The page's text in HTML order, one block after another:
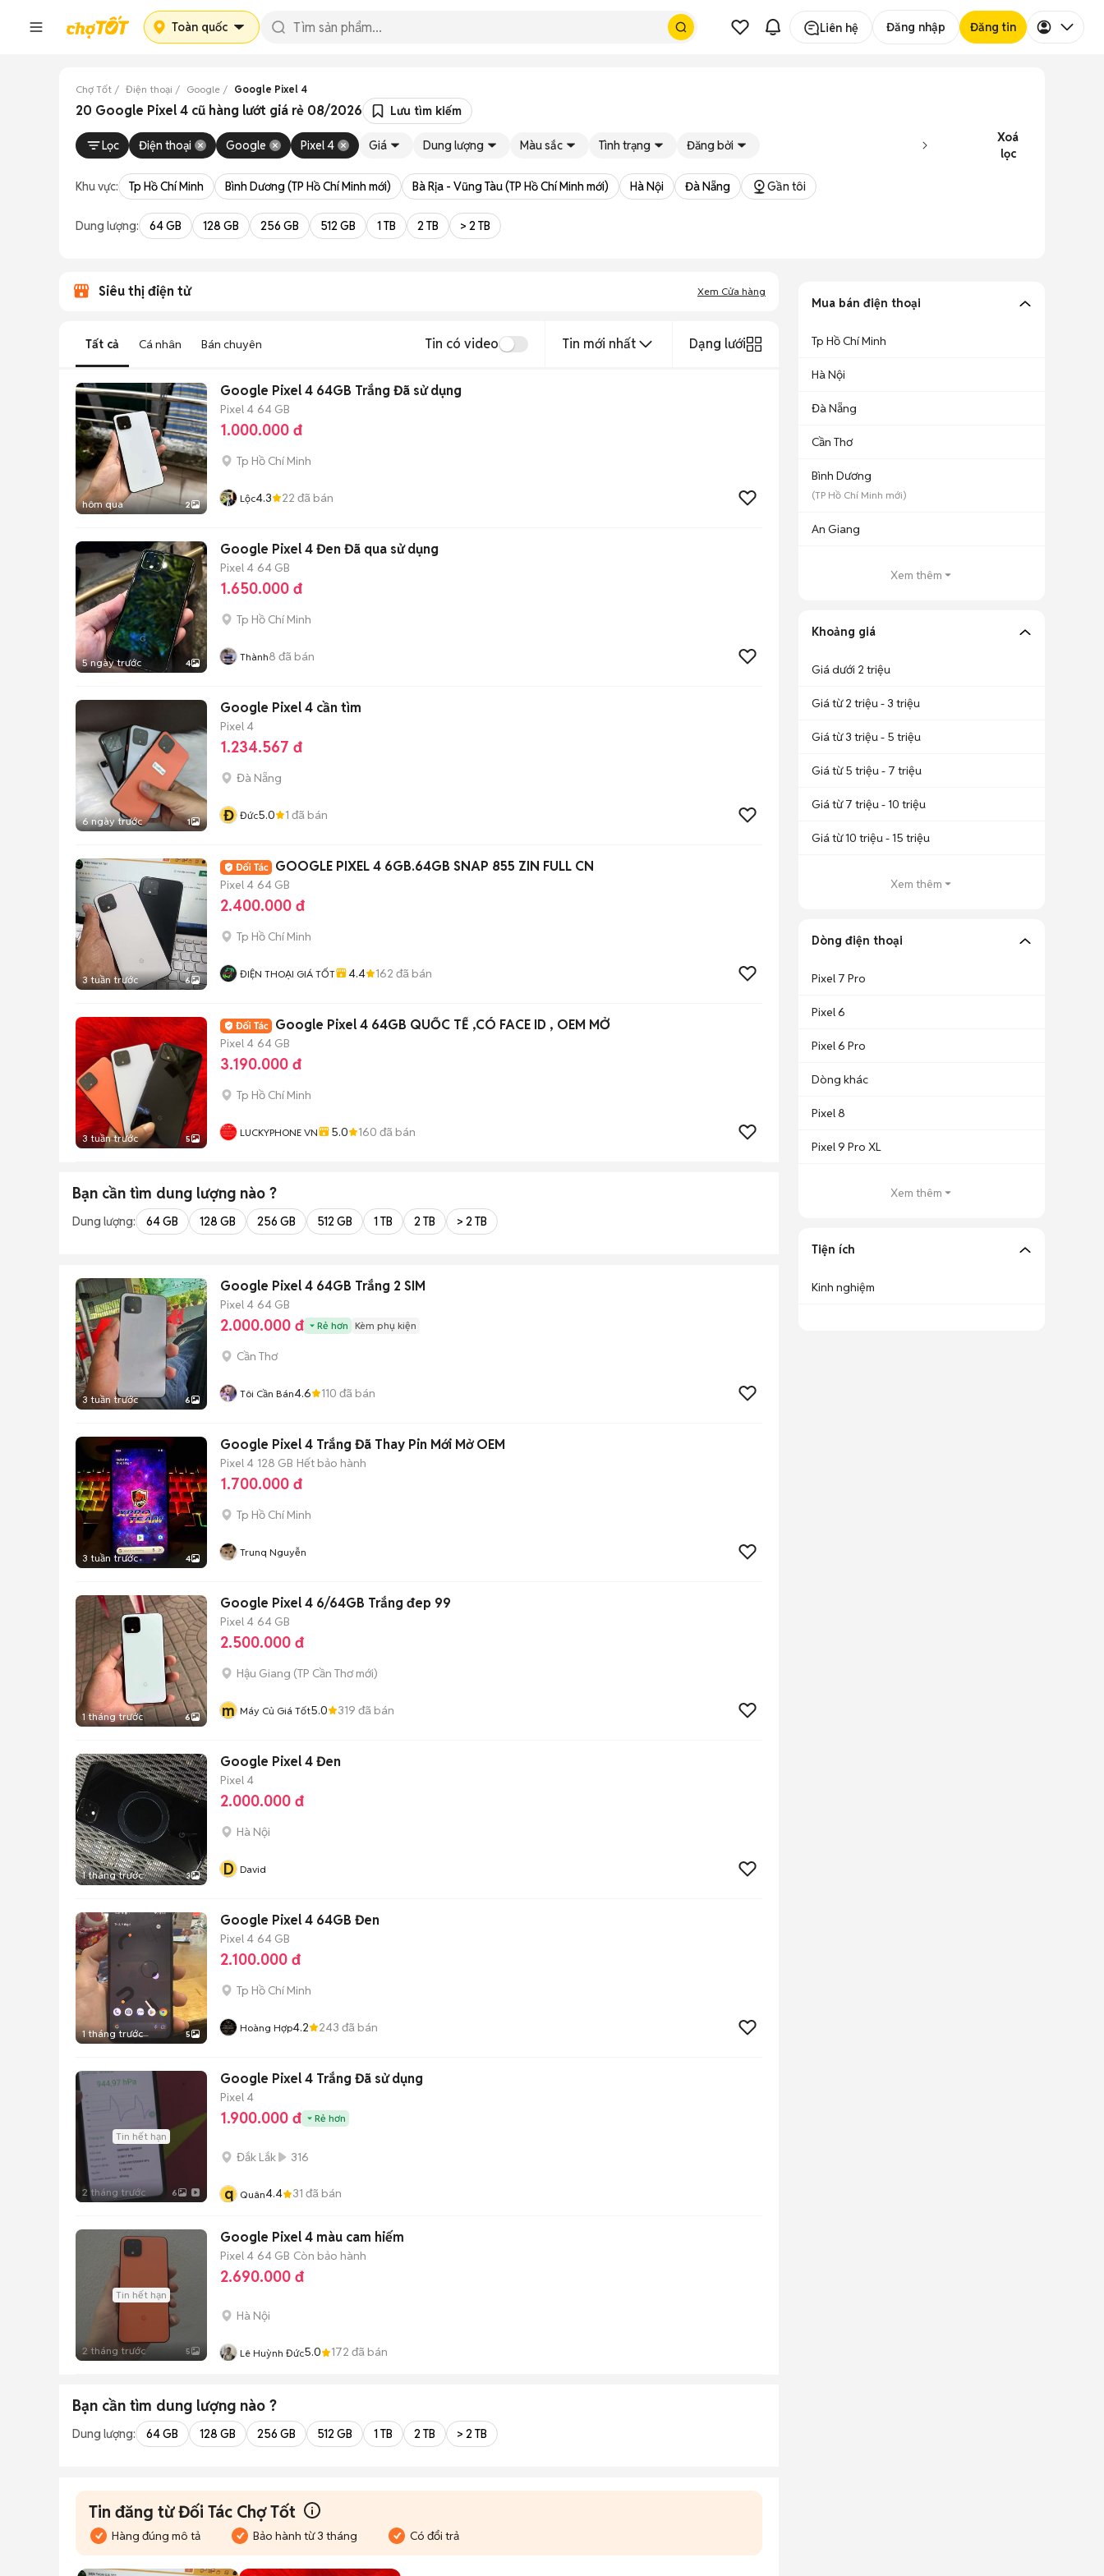
Toàn quốc Liên hệ Đăng nhập Đăng tin
Chợ Tốt Điện thoại Google Google Pixel 4
20 Google Pixel 4 cũ hàng lướt giá rẻ 08/2026 Lưu tìm kiếm
Lọc Điện thoại Google Pixel 4 Giá Dung lượng Màu sắc Tình trạng Đăng bởi
Xoá
lọc
Khu vực: Tp Hồ Chí Minh Bình Dương (TP Hồ Chí Minh mới) Bà Rịa - Vũng Tàu (TP Hồ Chí Minh mới) Hà Nội Đà Nẵng Gần tôi
Dung lượng: 64 GB 128 GB 256 GB 512 GB 1 TB 2 TB > 2 TB
Siêu thị điện tử Xem Cửa hàng
Tất cả Cá nhân Bán chuyên Tin có video Tin mới nhất Dạng lưới
hôm qua 2
Google Pixel 4 64GB Trắng Đã sử dụng
Pixel 4 64 GB
1.000.000 đ
Tp Hồ Chí Minh
Lộc4.3 22 đã bán
5 ngày trước 4
Google Pixel 4 Đen Đã qua sử dụng
Pixel 4 64 GB
1.650.000 đ
Tp Hồ Chí Minh
Thành8 đã bán
6 ngày trước 1
Google Pixel 4 cần tìm
Pixel 4
1.234.567 đ
Đà Nẵng
Đ Đức5.0 1 đã bán
3 tuần trước 6
GOOGLE PIXEL 4 6GB.64GB SNAP 855 ZIN FULL CN
Pixel 4 64 GB
2.400.000 đ
Tp Hồ Chí Minh
ĐIỆN THOẠI GIÁ TỐT 4.4 162 đã bán
3 tuần trước 5
Google Pixel 4 64GB QUỐC TẾ ,CÓ FACE ID , OEM MỞ
Pixel 4 64 GB
3.190.000 đ
Tp Hồ Chí Minh
LUCKYPHONE VN 5.0 160 đã bán
Bạn cần tìm dung lượng nào ?
Dung lượng: 64 GB 128 GB 256 GB 512 GB 1 TB 2 TB > 2 TB
3 tuần trước 6
Google Pixel 4 64GB Trắng 2 SIM
Pixel 4 64 GB
2.000.000 đ Rẻ hơn Kèm phụ kiện
Cần Thơ
Tôi Cần Bán4.6 110 đã bán
3 tuần trước 4
Google Pixel 4 Trắng Đã Thay Pin Mới Mở OEM
Pixel 4 128 GB Hết bảo hành
1.700.000 đ
Tp Hồ Chí Minh
Trunq Nguyễn
1 tháng trước 6
Google Pixel 4 6/64GB Trắng đep 99
Pixel 4 64 GB
2.500.000 đ
Hậu Giang (TP Cần Thơmới)
m Máy Củ Giá Tốt5.0 319 đã bán
1 tháng trước 3
Google Pixel 4 Đen
Pixel 4
2.000.000 đ
Hà Nội
D David
1 tháng trước 5
Google Pixel 4 64GB Đen
Pixel 4 64 GB
2.100.000 đ
Tp Hồ Chí Minh
Hoàng Hợp4.2 243 đã bán
Tin hết hạn
2 tháng trước 6
Google Pixel 4 Trắng Đã sử dụng
Pixel 4
1.900.000 đ Rẻ hơn
Đắk Lắk 316
q Quân4.4 31 đã bán
Tin hết hạn
2 tháng trước 5
Google Pixel 4 màu cam hiếm
Pixel 4 64 GB Còn bảo hành
2.690.000 đ
Hà Nội
Lê Huỳnh Đức5.0 172 đã bán
Bạn cần tìm dung lượng nào ?
Dung lượng: 64 GB 128 GB 256 GB 512 GB 1 TB 2 TB > 2 TB
Tin đăng từ Đối Tác Chợ Tốt
Hàng đúng mô tả Bảo hành từ 3 tháng Có đổi trả
Mua bán điện thoại
Tp Hồ Chí Minh
Hà Nội
Đà Nẵng
Cần Thơ
Bình Dương
(TP Hồ Chí Minh mới)
An Giang
Xem thêm
Khoảng giá
Giá dưới 2 triệu
Giá từ 2 triệu - 3 triệu
Giá từ 3 triệu - 5 triệu
Giá từ 5 triệu - 7 triệu
Giá từ 7 triệu - 10 triệu
Giá từ 10 triệu - 15 triệu
Xem thêm
Dòng điện thoại
Pixel 7 Pro
Pixel 6
Pixel 6 Pro
Dòng khác
Pixel 8
Pixel 9 Pro XL
Xem thêm
Tiện ích
Kinh nghiệm